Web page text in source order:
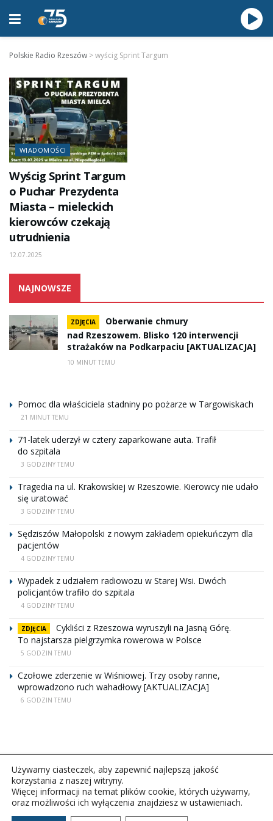
Polskie Radio Rzeszów >wyścig Sprint Targum
WIADOMOŚCI
Wyścig Sprint Targum
o Puchar Prezydenta
Miasta – mieleckich
kierowców czekają
utrudnienia
12.07.2025
NAJNOWSZE
ZDJĘCIA
Oberwanie chmury
nad Rzeszowem. Blisko 120 interwencji
strażaków na Podkarpaciu [AKTUALIZACJA]
10 MINUT TEMU
Pomoc dla właściciela stadniny po pożarze w Targowiskach
21 MINUT TEMU
71-latek uderzył w cztery zaparkowane auta. Trafił
do szpitala
3 GODZINY TEMU
Tragedia na ul. Krakowskiej w Rzeszowie. Kierowcy nie udało
się uratować
3 GODZINY TEMU
Sędziszów Małopolski z nowym zakładem opiekuńczym dla
pacjentów
4 GODZINY TEMU
Wypadek z udziałem radiowozu w Starej Wsi. Dwóch
policjantów trafiło do szpitala
4 GODZINY TEMU
ZDJĘCIA
Cykliści z Rzeszowa wyruszyli na Jasną Górę.
To najstarsza pielgrzymka rowerowa w Polsce
5 GODZIN TEMU
Czołowe zderzenie w Wiśniowej. Trzy osoby ranne,
wprowadzono ruch wahadłowy [AKTUALIZACJA]
6 GODZIN TEMU
Copyright © 2026Polskie Radio Rzeszów S.A. w likwidacj.
Używamy ciasteczek, aby zapewnić najlepszą jakość
korzystania z naszej witryny.
Więcej informacji na temat plików cookie, których używamy,
oraz możliwości ich wyłączenia znajdziesz w ustawieniach.